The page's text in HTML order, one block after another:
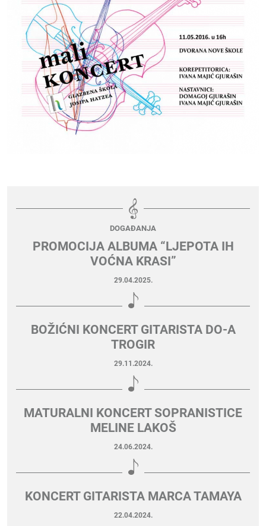
DOGAĐANJA
PROMOCIJA ALBUMA “LJEPOTA IH
VOĆNA KRASI”
29.04.2025.
BOŽIĆNI KONCERT GITARISTA DO-A
TROGIR
29.11.2024.
MATURALNI KONCERT SOPRANISTICE
MELINE LAKOŠ
24.06.2024.
KONCERT GITARISTA MARCA TAMAYA
22.04.2024.